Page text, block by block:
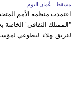
مسقط - عُمان اليوم
اعتمدت منظمة الأمم
"الممتلك الثقافي" الخاصة
لفريق بهلاء التطوعي